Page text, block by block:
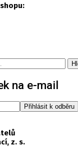
na e-mail
z. s.